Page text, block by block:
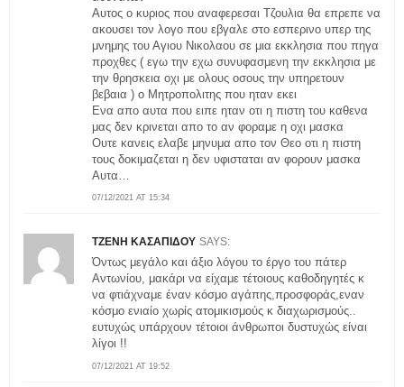
07/12/2021 AT 15:34
Αυτος ο κυριος που αναφερεσαι Τζουλια θα επρεπε να
ακουσει τον λογο που εβγαλε στο εσπερινο υπερ της
μνημης του Αγιου Νικολαου σε μια εκκλησια που πηγα
προχθες ( εγω την εχω συνυφασμενη την εκκλησια με
την θρησκεια οχι με ολους οσους την υπηρετουν
βεβαια ) ο Μητροπολιτης που ηταν εκει
Ενα απο αυτα που ειπε ηταν οτι η πιστη του καθενα
μας δεν κρινεται απο το αν φοραμε η οχι μασκα
Ουτε κανεις ελαβε μηνυμα απο τον Θεο οτι η πιστη
τους δοκιμαζεται η δεν υφισταται αν φορουν μασκα
Αυτα…
ΤΖΕΝΗ ΚΑΣΑΠΙΔΟΥ SAYS:
07/12/2021 AT 19:52
Όντως μεγάλο και άξιο λόγου το έργο του πάτερ
Αντωνίου, μακάρι να είχαμε τέτοιους καθοδηγητές κ
να φτιάχναμε έναν κόσμο αγάπης,προσφοράς,εναν
κόσμο ενιαίο χωρίς ατομικισμούς κ διαχωρισμούς..
ευτυχώς υπάρχουν τέτοιοι άνθρωποι δυστυχώς είναι
λίγοι !!